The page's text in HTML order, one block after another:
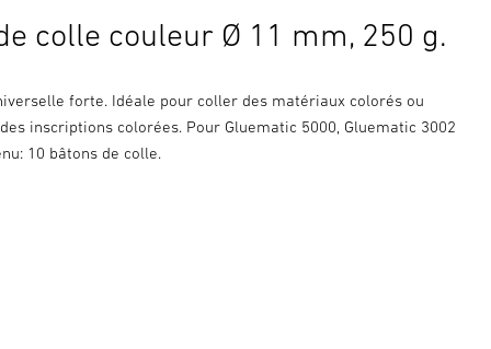
colle couleur Ø 11 mm, 250 g.
forte. Idéale pour coller des matériaux colorés ou
inscriptions colorées. Pour Gluematic 5000, Gluematic 3002
10 bâtons de colle.